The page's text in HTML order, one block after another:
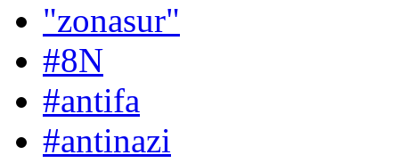
"zonasur"
#8N
#antifa
#antinazi